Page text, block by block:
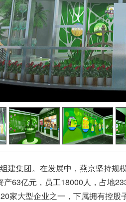
集团。在发展中，燕京坚持规
63亿元，员工18000人，占地
家大型企业之一，下属拥有控